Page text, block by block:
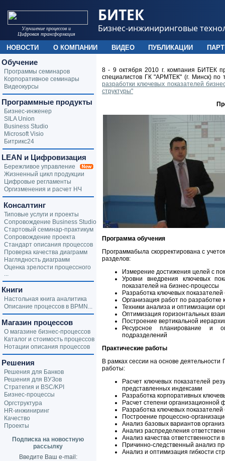
8 - 9 октября 2010 г. компания БИТЕК
специалистов ГК "АРМТЕК" (г. Минск) по
разработки ключевых показателей
структуры"
Программа обучения
Программабыла скорректирована с
разделов:
Измерение достижения целей с
Уровни внедрения ключевых
показателей на бизнес-процессы
Разработка ключевых
Организация работ по разработке
Техники анализа и оптимизации
Оптимизация горизонтальных
Построение вертикальной
Ресурсное планирование и
подразделений
Практические работы
В рамках сессии на основе
работы:
Расчет ключевых показателей
представленных индексами
Разработка корпоративных
Расчет степени организационной
Разработка ключевых
Построение процессно-
Анализ базовых вариантов
Анализ распределения
Анализ качества ответственности
Причинно-следственный анализ
Анализ и оптимизация гибкости
Обучение
Программы семинаров
Корпоративное семинары
Видеокурсы
Программные продукты
Бизнес-инженер
SILA Union
Business Studio
Microsoft Visio
Битрикс24
LEAN и Цифровизация
Бережливое управление
Жизненный цикл продукции
Цифровые регламенты
Оргизменения и расчет НЧ
Консалтинг
Типовые услуги и проекты
Сопровождение Business Studio
Стартовый семинар-практикум
Сопровождение проекта
Стандарт описания процессов
Проверка качества диаграмм
Наглядность диаграмм
Оценка зрелости процессного
...
Книги
Настольная книга аналитика
Описание процессов в BPMN...
Магазин процессов
О магазине бизнес-процессов
Каталог и стоимость процессов
Нотации описания процессов
Решения
Решения для Банков
Решения для ВУЗов
Стратегия и BSC/KPI
Бизнес-процессы
Оргструктура
HR-инжиниринг
Качество
Проекты
Подписка на новостную
рассылку
Введите Ваш e-mail:
Улучшение процессов и
Цифровая трансформация
БИТЕК
Бизнес-инжиниринговые
НОВОСТИ О КОМПАНИИ ВИДЕО ПУБЛИКАЦИИ